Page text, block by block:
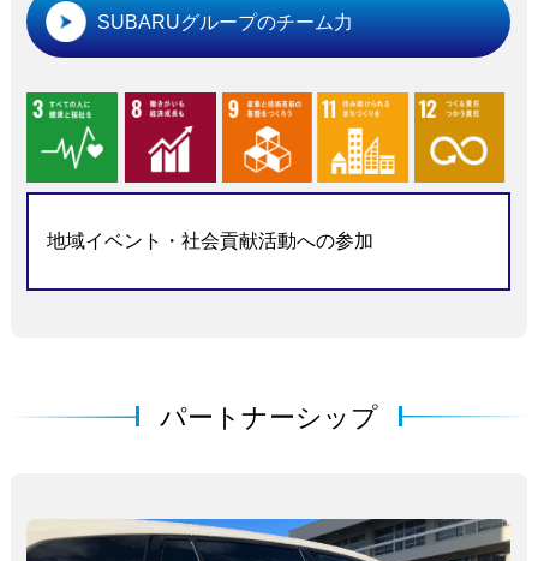
SUBARUグループのチーム力
地域イベント・社会貢献活動への参加
パートナーシップ